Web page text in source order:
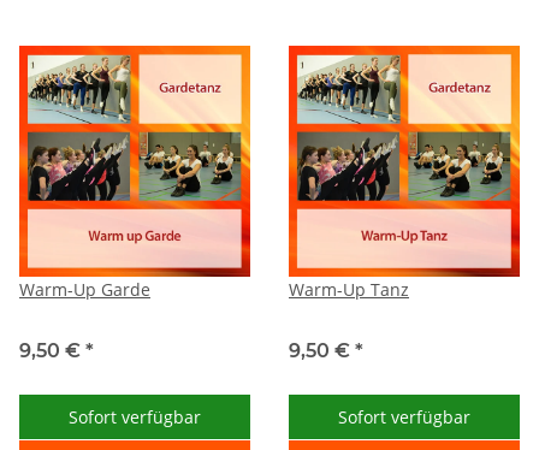
Warm-Up Garde
9,50 € *
Sofort verfügbar
Warm-Up Tanz
9,50 € *
Sofort verfügbar